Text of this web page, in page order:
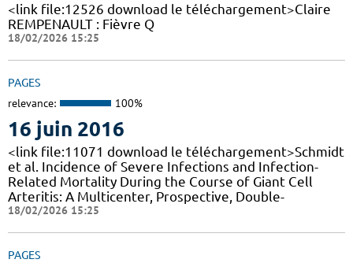
<link file:12526 download le téléchargement>Claire
REMPENAULT : Fièvre Q
18/02/2026 15:25
PAGES
relevance: 100%
16 juin 2016
<link file:11071 download le téléchargement>Schmidt
et al. Incidence of Severe Infections and Infection-
Related Mortality During the Course of Giant Cell
Arteritis: A Multicenter, Prospective, Double-
18/02/2026 15:25
PAGES